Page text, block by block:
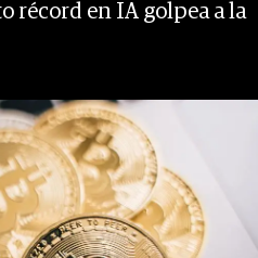
récord en IA golpea a la